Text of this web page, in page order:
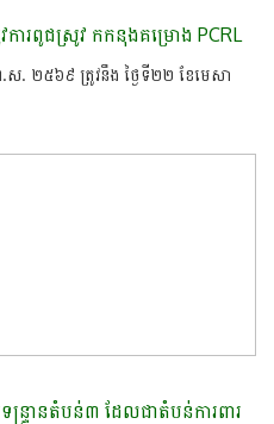
ការពូជស្រូវ​ កកនុងគម្រោង​ PCRL​
ងៃទី២២ ខែមេសា
ន្ទ្រាន​តំបន់៣​ ដែលជាតំបន់ការពារ​